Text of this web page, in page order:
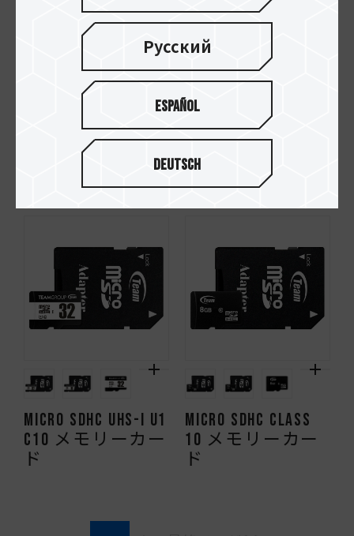
Dash Micro SDHC
UHS-I U1 C10 メモ
Micro SDXC UHS-I U1
C10 メモリーカー
Micro SDHC UHS-I U1
C10 メモリーカー
ド
Micro SDHC CLASS
10 メモリーカー
ド
Русский
Español
Deutsch